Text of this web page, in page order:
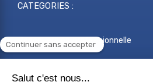
CATEGORIES :
Reconversion professionnelle
Changer de métier